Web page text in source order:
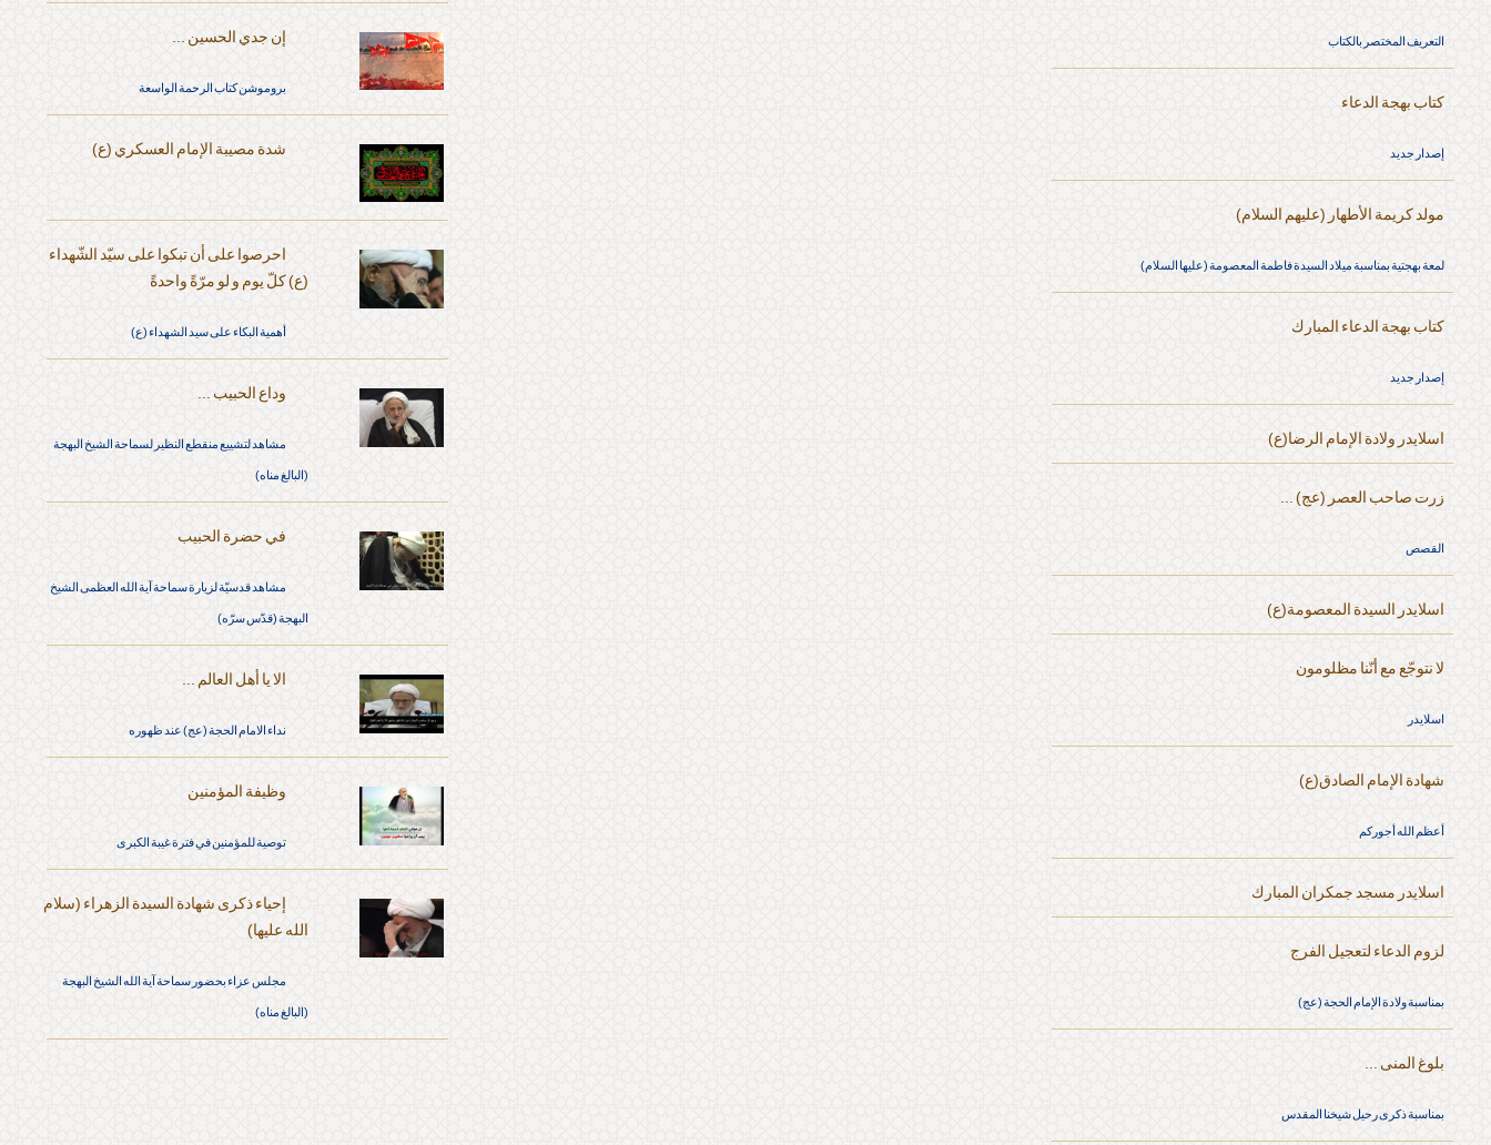
إن جدي الحسين ...
بروموشن كتاب الرحمة الواسعة
شدة مصيبة الإمام العسكري (ع)
احرصوا على أن تبكوا على سيّد الشّهداء
(ع) كلّ يوم و لو مرّةً واحدةً
أهمية البكاء على سيد الشهداء (ع)
وداع الحبيب ...
مشاهد لتشييع منقطع النظير لسماحة الشيخ البهجة
(البالغ مناه)
في حضرة الحبيب
مشاهد قدسيّة لزيارة سماحة آية الله العظمى الشيخ
البهجة (قدّس سرّه)
الا يا أهل العالم ...
نداء الامام الحجة (عج) عند ظهوره
وظيفة المؤمنين
توصية للمؤمنين في فترة غيبة الكبرى
إحياء ذكرى شهادة السيدة الزهراء (سلام
الله عليها)
مجلس عزاء بحضور سماحة آية الله الشيخ البهجة
(البالغ مناه)
التعريف المختصر بالكتاب
كتاب بهجة الدعاء
إصدار جديد
مولد كريمة الأطهار (عليهم السلام)
لمعة بهجتية بمناسبة ميلاد السيدة فاطمة المعصومة (عليها السلام)
كتاب بهجة الدعاء المبارك
إصدار جديد
اسلايدر ولادة الإمام الرضا(ع)
زرت صاحب العصر (عج) ...
القصص
اسلايدر السيدة المعصومة(ع)
لا نتوجّع مع أنّنا مظلومون
اسلايدر
شهادة الإمام الصادق(ع)
أعظم الله أجوركم
اسلايدر مسجد جمكران المبارك
لزوم الدعاء لتعجيل الفرج
بمناسبة ولادة الإمام الحجة (عج)
بلوغ المنى ...
بمناسبة ذكرى رحيل شيخنا المقدس